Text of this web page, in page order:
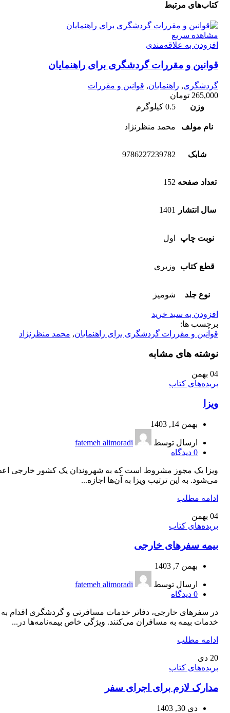
کتاب‌های مرتبط
مشاهده سریع
افزودن به علاقه‌مندی
قوانین و مقررات گردشگری برای راهنمایان
گردشگری, راهنمایان, قوانین و مقررات
265,000 تومان
وزن
0.5 کیلوگرم
نام مولف محمد ‌منظرنژاد
شابک 9786227239782
تعداد صفحه 152
سال انتشار 1401
نوبت چاپ اول
قطع کتاب وزیری
نوع جلد شومیز
افزودن به سبد خرید
برچسب ها:
قوانین و مقررات گردشگری برای راهنمایان, محمد منظرنژاد
نوشته های مشابه
04 بهمن
بریده‌های کتاب
ویزا
بهمن 14, 1403
ارسال توسط
fatemeh alimoradi
0 دیدگاه
ویزا یک مجوز مشروط است که به شهروندان یک کشور خارجی
می‌شود. به این ترتیب ویزا به آن‌ها اجازه...
ادامه مطلب
04 بهمن
بریده‌های کتاب
بیمه سفرهای خارجی
بهمن 7, 1403
ارسال توسط
fatemeh alimoradi
0 دیدگاه
در سفرهای خارجی، دفاتر خدمات مسافرتی و گردشگری اقدام به
خدمات بیمه به مسافران می‌کنند. ویژگی خاص بیمه‌نامه‌ها در...
ادامه مطلب
20 دی
بریده‌های کتاب
مدارک لازم برای اجرای سفر
دی 30, 1403